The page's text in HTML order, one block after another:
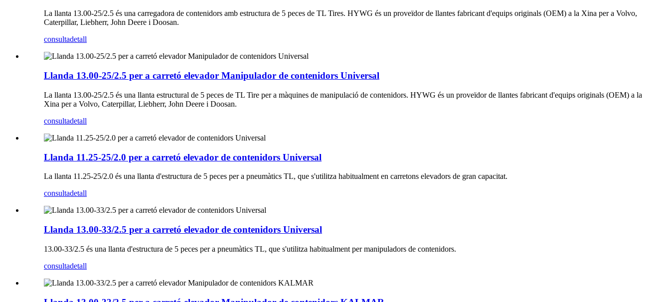
La llanta 13.00-25/2.5 és una carregadora de contenidors amb estructura de 5 peces de TL Tires. HYWG és un proveïdor de llantes fabricant d'equips originals (OEM) a la Xina per a Volvo,
Caterpillar, Liebherr, John Deere i Doosan.
consultadetall
Llanda 13.00-25/2.5 per a carretó elevador Manipulador de contenidors Universal
La llanta 13.00-25/2.5 és una llanta estructural de 5 peces de TL Tire per a màquines de manipulació de contenidors. HYWG és un proveïdor de llantes fabricant d'equips originals (OEM) a la
Xina per a Volvo, Caterpillar, Liebherr, John Deere i Doosan.
consultadetall
Llanda 11.25-25/2.0 per a carretó elevador de contenidors Universal
La llanta 11.25-25/2.0 és una llanta d'estructura de 5 peces per a pneumàtics TL, que s'utilitza habitualment en carretons elevadors de gran capacitat.
consultadetall
Llanda 13.00-33/2.5 per a carretó elevador de contenidors Universal
13.00-33/2.5 és una llanta d'estructura de 5 peces per a pneumàtics TL, que s'utilitza habitualment per manipuladors de contenidors.
consultadetall